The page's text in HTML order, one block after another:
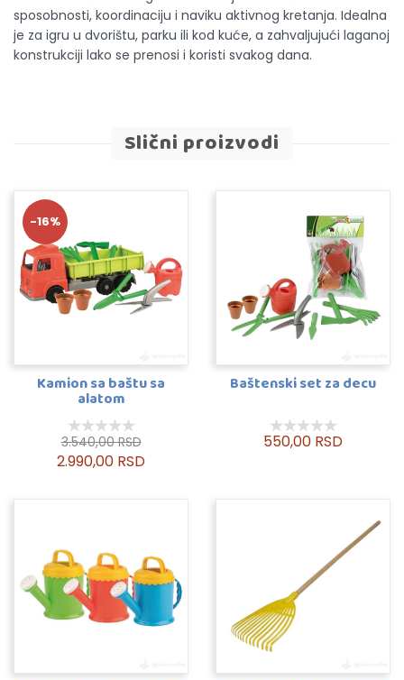
sposobnosti, koordinaciju i naviku aktivnog kretanja. Idealna
je za igru u dvorištu, parku ili kod kuće, a zahvaljujući laganoj
konstrukciji lako se prenosi i koristi svakog dana.
Slični proizvodi
-16%
Kamion sa baštu sa
alatom
3.540,00 RSD
2.990,00 RSD
Baštenski set za decu
550,00 RSD